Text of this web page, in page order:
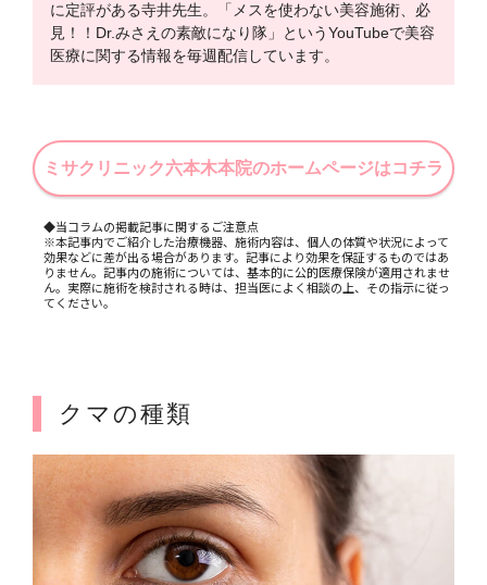
に定評がある寺井先生。「メスを使わない美容施術、必
見！！Dr.みさえの素敵になり隊」というYouTubeで美容
医療に関する情報を毎週配信しています。
ミサクリニック六本木本院のホームページはコチラ
◆当コラムの掲載記事に関するご注意点
※本記事内でご紹介した治療機器、施術内容は、個人の体質や状況によって
効果などに差が出る場合があります。記事により効果を保証するものではあ
りません。記事内の施術については、基本的に公的医療保険が適用されませ
ん。実際に施術を検討される時は、担当医によく相談の上、その指示に従っ
てください。
クマの種類